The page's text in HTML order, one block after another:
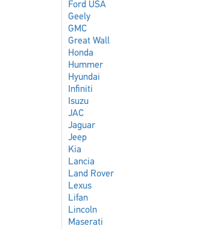
Ford USA
Geely
GMC
Great Wall
Honda
Hummer
Hyundai
Infiniti
Isuzu
JAC
Jaguar
Jeep
Kia
Lancia
Land Rover
Lexus
Lifan
Lincoln
Maserati